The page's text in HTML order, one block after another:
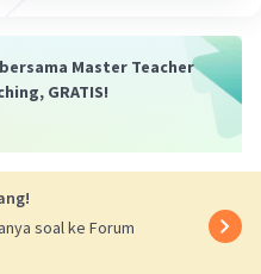
sebuah komponen
kapiler darah
yang berada dalam
inilah proses
Master Teacher
GRATIS!
soal ke Forum